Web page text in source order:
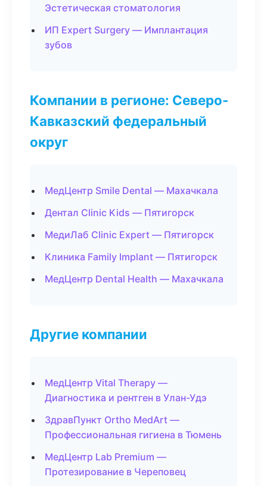
Эстетическая стоматология
ИП Expert Surgery — Имплантация
зубов
Компании в регионе: Северо-
Кавказский федеральный
округ
МедЦентр Smile Dental — Махачкала
Дентал Clinic Kids — Пятигорск
МедиЛаб Clinic Expert — Пятигорск
Клиника Family Implant — Пятигорск
МедЦентр Dental Health — Махачкала
Другие компании
МедЦентр Vital Therapy —
Диагностика и рентген в Улан-Удэ
ЗдравПункт Ortho MedArt —
Профессиональная гигиена в Тюмень
МедЦентр Lab Premium —
Протезирование в Череповец